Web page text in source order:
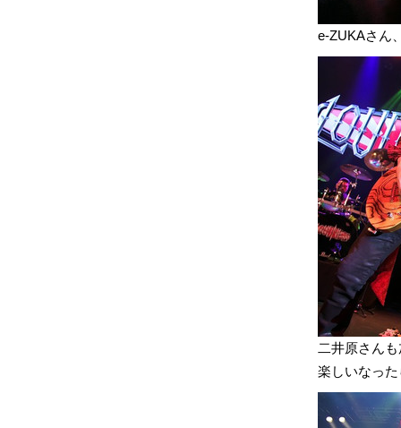
e-ZUKAさん
二井原さん
楽しいなっ